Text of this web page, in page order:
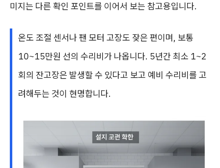
미지는 다른 확인 포인트를 이어서 보는 참고용입니다.
온도 조절 센서나 팬 모터 고장도 잦은 편이며, 보통
10~15만원 선의 수리비가 나옵니다. 5년간 최소 1~2
회의 잔고장은 발생할 수 있다고 보고 예비 수리비를 고
려해두는 것이 현명합니다.